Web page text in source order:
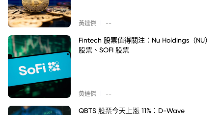
黃達傑 --
Fintech 股票值得關注：Nu Holdings（NU）
股票、SOFI 股票
黃達傑 --
QBTS 股票今天上漲 11%：D-Wave